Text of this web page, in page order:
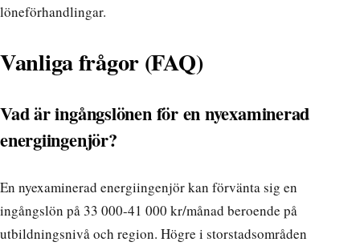
löneförhandlingar.
Vanliga frågor (FAQ)
Vad är ingångslönen för en nyexaminerad
energiingenjör?
En nyexaminerad energiingenjör kan förvänta sig en
ingångslön på 33 000-41 000 kr/månad beroende på
utbildningsnivå och region. Högre i storstadsområden